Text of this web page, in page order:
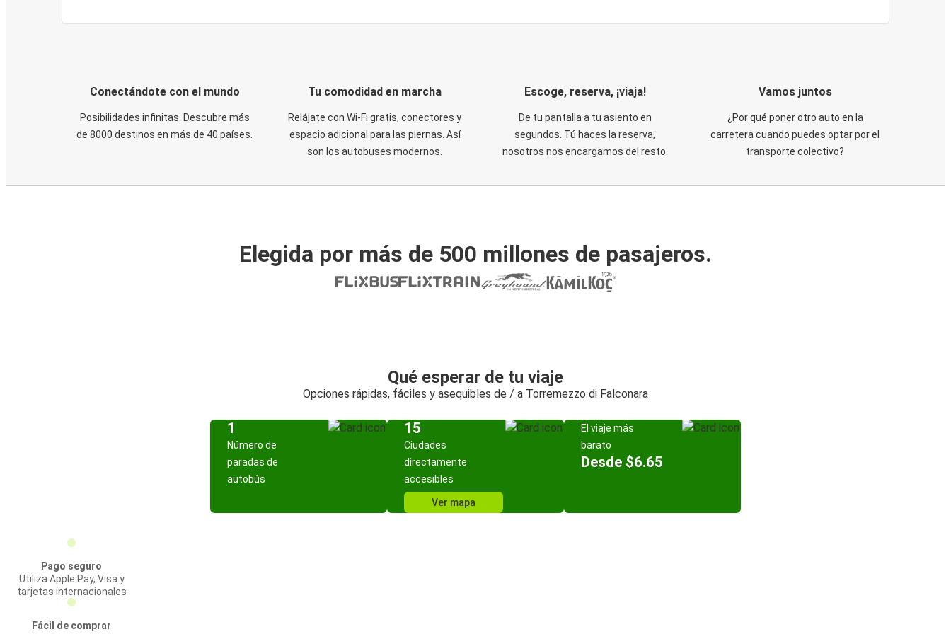
Conectándote con el mundo
Posibilidades infinitas. Descubre más
de 8000 destinos en más de 40 países.
Tu comodidad en marcha
Relájate con Wi-Fi gratis, conectores y
espacio adicional para las piernas. Así
son los autobuses modernos.
Escoge, reserva, ¡viaja!
De tu pantalla a tu asiento en
segundos. Tú haces la reserva,
nosotros nos encargamos del resto.
Vamos juntos
¿Por qué poner otro auto en la
carretera cuando puedes optar por el
transporte colectivo?
Elegida por más de 500 millones de pasajeros.
Qué esperar de tu viaje
Opciones rápidas, fáciles y asequibles de / a Torremezzo di Falconara
1
Número de
paradas de
autobús
15
Ciudades
directamente
accesibles
Ver mapa
El viaje más
barato
Desde $6.65
Pago seguro
Utiliza Apple Pay, Visa y
tarjetas internacionales
Fácil de comprar